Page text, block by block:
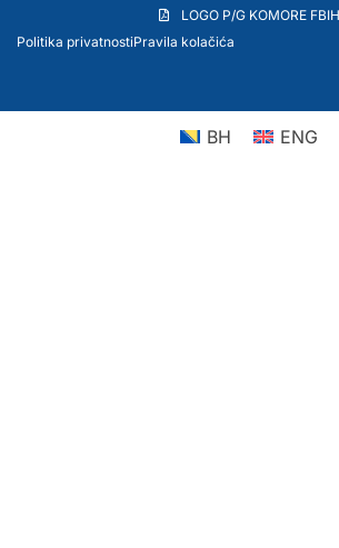
LOGO P/G KOMORE FBIH
Politika privatnostiPravila kolačića
BH ENG